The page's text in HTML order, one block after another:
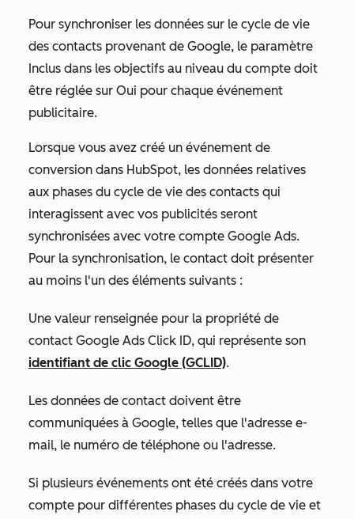
Pour synchroniser les données sur le cycle de vie
des contacts provenant de Google, le paramètre
Inclus dans les objectifs au niveau du compte doit
être réglée sur Oui pour chaque événement
publicitaire.
Lorsque vous avez créé un événement de
conversion dans HubSpot, les données relatives
aux phases du cycle de vie des contacts qui
interagissent avec vos publicités seront
synchronisées avec votre compte Google Ads.
Pour la synchronisation, le contact doit présenter
au moins l'un des éléments suivants :
Une valeur renseignée pour la propriété de
contact Google Ads Click ID, qui représente son
identifiant de clic Google (GCLID).
Les données de contact doivent être
communiquées à Google, telles que l'adresse e-
mail, le numéro de téléphone ou l'adresse.
Si plusieurs événements ont été créés dans votre
compte pour différentes phases du cycle de vie et